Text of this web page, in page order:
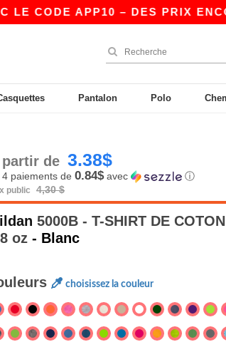
APP10 – DES PRIX ENCORE
Pantalon Polo
partir de 3.38$
4 paiements de 0.84$avec ⓘ
public 4,30 $
5000B - T-SHIRT DE
oz - Blanc
choisissez la couleur